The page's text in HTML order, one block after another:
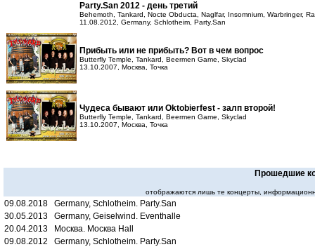
Party.San 2012 - день третий
Behemoth, Tankard, Nocte Obducta, Naglfar, Insomnium, Warbringer,
11.08.2012, Germany, Schlotheim, Party.San
Прибыть или не прибыть? Вот в чем вопрос
Butterfly Temple, Tankard, Beermen Game, Skyclad
13.10.2007, Москва, Точка
Чудеса бывают или Oktobierfest - залп второй!
Butterfly Temple, Tankard, Beermen Game, Skyclad
13.10.2007, Москва, Точка
Прошедшие
отображаются лишь те концерты,
09.08.2018 Germany, Schlotheim. Party.San
30.05.2013 Germany, Geiselwind. Eventhalle
20.04.2013 Москва. Москва Hall
09.08.2012 Germany, Schlotheim. Party.San